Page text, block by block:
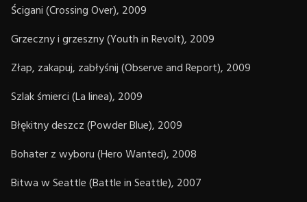
Ścigani (Crossing Over), 2009
Grzeczny i grzeszny (Youth in Revolt), 2009
Złap, zakapuj, zabłyśnij (Observe and Report), 2009
Szlak śmierci (La linea), 2009
Błękitny deszcz (Powder Blue), 2009
Bohater z wyboru (Hero Wanted), 2008
Bitwa w Seattle (Battle in Seattle), 2007